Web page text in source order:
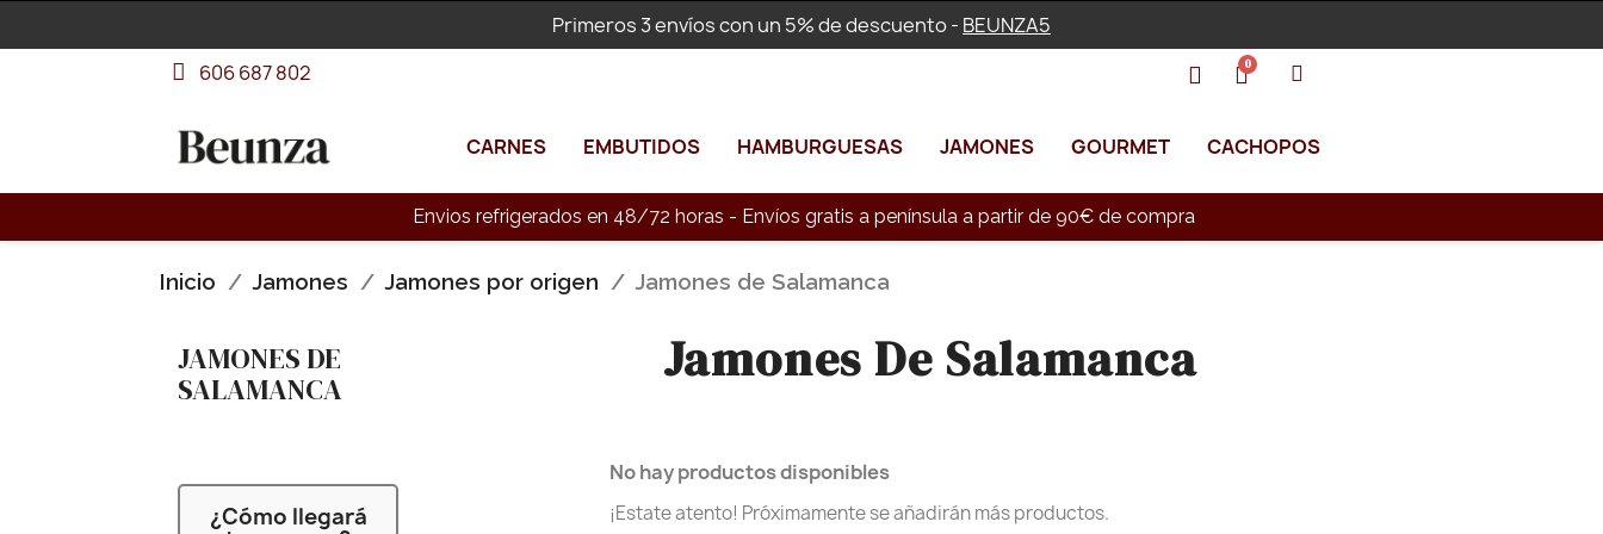
Primeros 3 envíos con un 5% de descuento - BEUNZA5
606 687 802
CARNES EMBUTIDOS HAMBURGUESAS JAMONES GOURMET CACHOPOS
Envios refrigerados en 48/72 horas - Envíos gratis a península a partir de 90€ de compra
Inicio Jamones Jamones por origen Jamones de Salamanca
JAMONES DE
SALAMANCA
¿Cómo llegará
Jamones De Salamanca
No hay productos disponibles
¡Estate atento! Próximamente se añadirán más productos.